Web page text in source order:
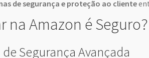
de segurança e proteção ao cliente
na Amazon é Seguro?
Segurança Avançada